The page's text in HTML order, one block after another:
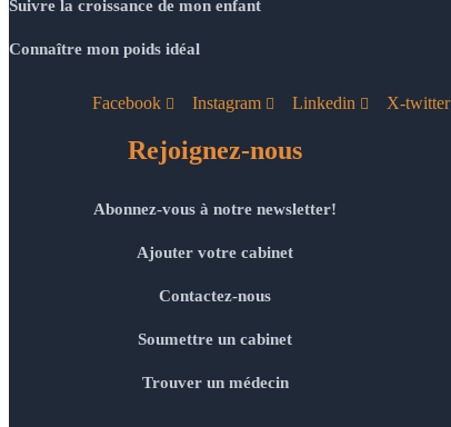
Suivre la croissance de mon enfant
Connaître mon poids idéal
Facebook Instagram Linkedin X-twitter
Rejoignez-nous
Abonnez-vous à notre newsletter!
Ajouter votre cabinet
Contactez-nous
Soumettre un cabinet
Trouver un médecin